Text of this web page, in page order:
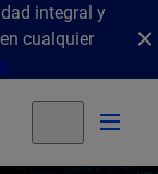
integral y
cualquier